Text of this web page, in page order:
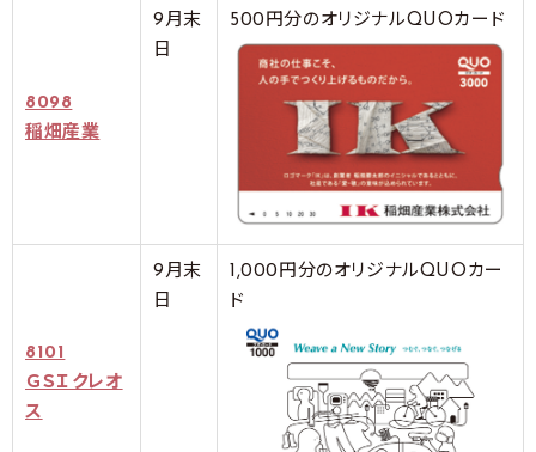
8098
稲畑産業
9月末
日
500円分のオリジナルQUOカード
8101
ＧＳＩクレオ
ス
9月末
日
1,000円分のオリジナルQUOカー
ド